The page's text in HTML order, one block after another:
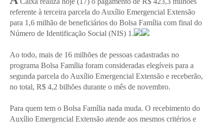
referente à terceira parcela do Auxílio Emergencial Extensão
para 1,6 milhão de beneficiários do Bolsa Família com final do
Número de Identificação Social (NIS) 1.
Ao todo, mais de 16 milhões de pessoas cadastradas no
programa Bolsa Família foram consideradas elegíveis para a
segunda parcela do Auxílio Emergencial Extensão e receberão,
no total, R$ 4,2 bilhões durante o mês de novembro.
Para quem tem o Bolsa Família nada muda. O recebimento do
Auxílio Emergencial Extensão atende aos mesmos critérios e